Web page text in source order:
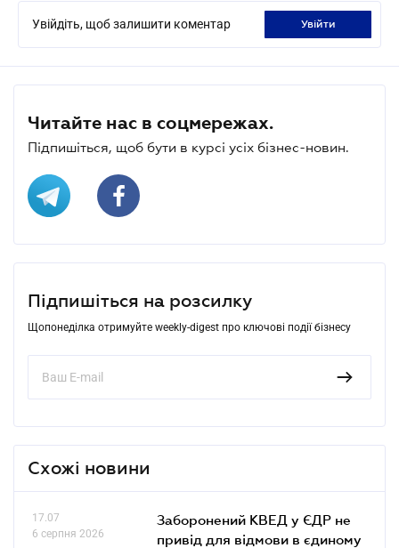
Увійдіть, щоб залишити коментар увійти
Читайте нас в соцмережах.
Підпишіться, щоб бути в курсі усіх бізнес-новин.
Підпишіться на розсилку
Щопонеділка отримуйте weekly-digest про ключові події бізнесу
Схожі новини
17.07
6 серпня 2026
Заборонений КВЕД у ЄДР не
привід для відмови в єдиному